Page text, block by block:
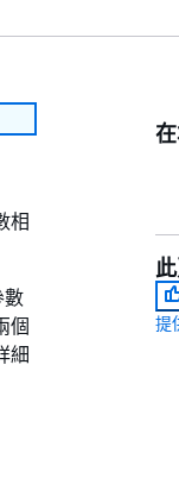
相
數
個
細
提